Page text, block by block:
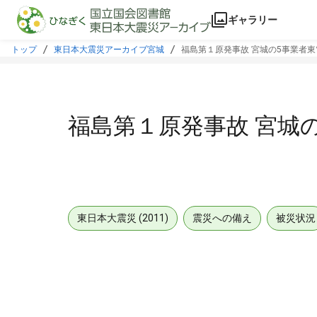
本文に飛ぶ
ギャラリー
トップ 東日本大震災アーカイブ宮城 福島第１原発事故 宮城の5事業者
福島第１原発事故 宮城
東日本大震災 (2011) 震災への備え 被災状況